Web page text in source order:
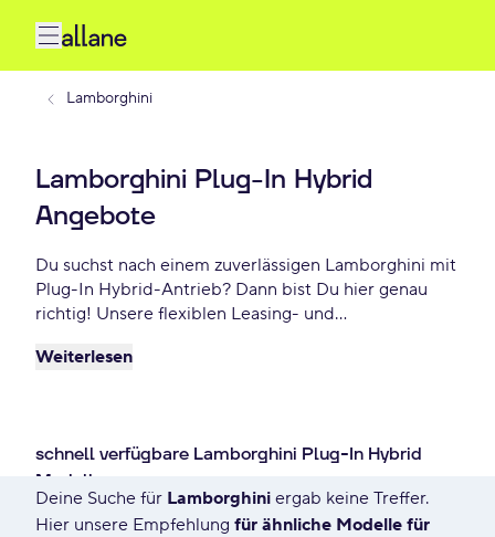
Lamborghini
Lamborghini Plug-In Hybrid
Angebote
Du suchst nach einem zuverlässigen Lamborghini mit
Plug-In Hybrid-Antrieb? Dann bist Du hier genau
richtig! Unsere flexiblen Leasing- und
Wunschauto zu Top-Konditionen zu fahren. Genieße
€/mtl.
Weiterlesen
schnell verfügbare Lamborghini Plug-In Hybrid
Modelle
138 Angebote für Deine Suche
Deine Suche für Lamborghini ergab keine Treffer.
Hier unsere Empfehlung für ähnliche Modelle für